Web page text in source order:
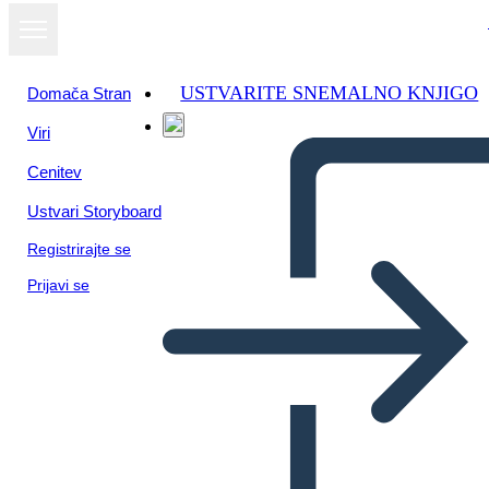
Domača Stran
Viri
Cenitev
Ustvari Storyboard
Registrirajte se
Prijavi se
USTVARITE SNEMALNO KNJIGO